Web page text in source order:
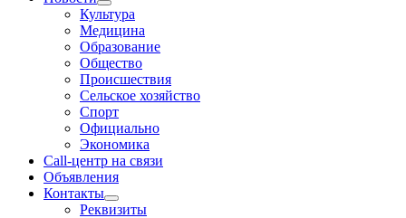
Культура
Медицина
Образование
Общество
Происшествия
Сельское хозяйство
Спорт
Официально
Экономика
Call-центр на связи
Объявления
Контакты
Реквизиты